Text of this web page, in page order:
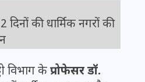
की धार्मिक नगरों की
विभाग केप्रोफेसर डॉ.